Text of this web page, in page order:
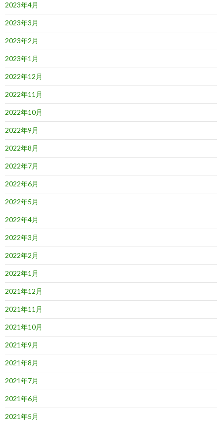
2023年4月
2023年3月
2023年2月
2023年1月
2022年12月
2022年11月
2022年10月
2022年9月
2022年8月
2022年7月
2022年6月
2022年5月
2022年4月
2022年3月
2022年2月
2022年1月
2021年12月
2021年11月
2021年10月
2021年9月
2021年8月
2021年7月
2021年6月
2021年5月